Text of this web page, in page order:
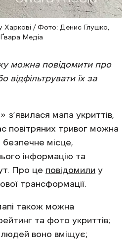
Харкові / Фото: Денис Глушко,
Ґвара Медіа
можна повідомити про
відфільтрувати їх за
з’явилася мапа укриттів,
повітряних тривог можна
місце,
інформацію та
Про це повідомили у
трансформації.
також можна
та фото укриттів;
людей воно вміщує;